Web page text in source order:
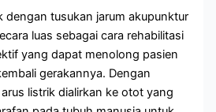
dengan tusukan jarum akupunktur
luas sebagai cara rehabilitasi
yang dapat menolong pasien
gerakannya. Dengan
listrik dialirkan ke otot yang